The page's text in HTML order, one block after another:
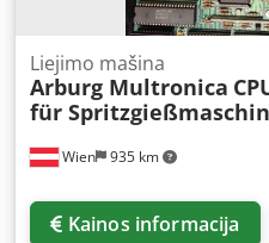
Wien 935 km
Liejimo mašina
Arburg Multronica
für
Kainos informacija